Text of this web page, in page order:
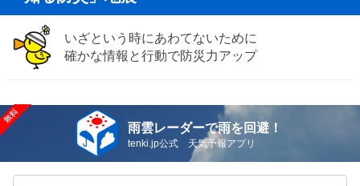
いざという時にあわてないために
確かな情報と行動で防災力アップ
雨雲レーダーで雨を回避！
tenki.jp公式 天気予報アプリ